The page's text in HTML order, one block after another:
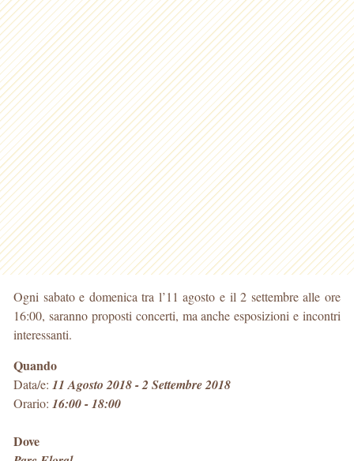
Ogni sabato e domenica tra l’11 agosto e il 2 settembre alle ore
16:00, saranno proposti concerti, ma anche esposizioni e incontri
interessanti.
Quando
Data/e: 11 Agosto 2018 - 2 Settembre 2018
Orario: 16:00 - 18:00
Dove